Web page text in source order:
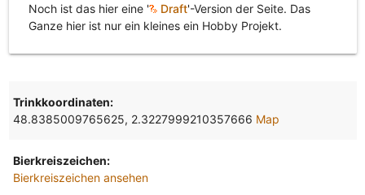
Noch ist das hier eine ' Draft'-Version der Seite. Das
Ganze hier ist nur ein kleines ein Hobby Projekt.
Trinkkoordinaten:
48.8385009765625, 2.3227999210357666 Map
Bierkreiszeichen:
Bierkreiszeichen ansehen